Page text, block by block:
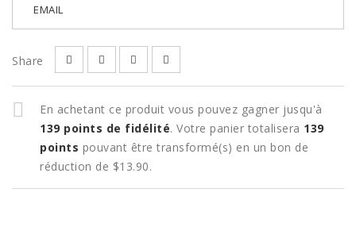
EMAIL
Share
En achetant ce produit vous pouvez gagner jusqu'à
139 points de fidélité. Votre panier totalisera 139
points pouvant être transformé(s) en un bon de
réduction de $13.90.